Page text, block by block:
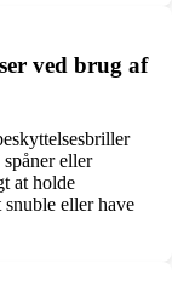
ved brug af
eller
at holde
eller have